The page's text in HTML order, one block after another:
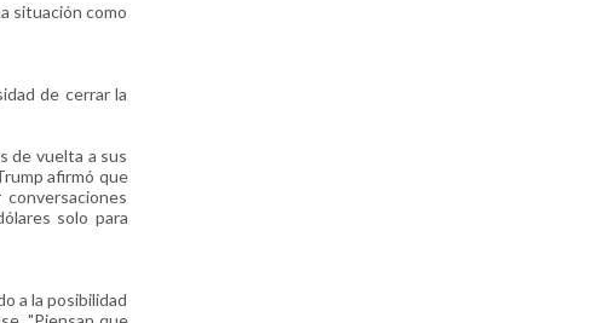
situación como
de cerrar la
de vuelta a sus
afirmó que
solo para
a la posibilidad